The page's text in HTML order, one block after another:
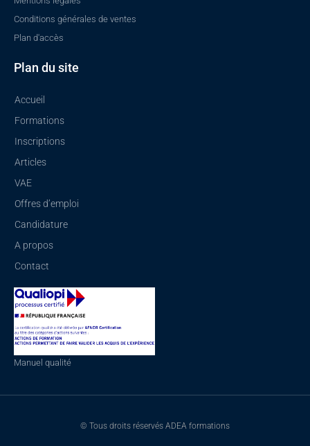
Conditions générales de ventes
Plan d'accès
Plan du site
Accueil
Formations
Inscriptions
Articles
VAE
Offres d’emploi
Candidature
A propos
Contact
Manuel qualité
© Tous droits réservés ADEA formations